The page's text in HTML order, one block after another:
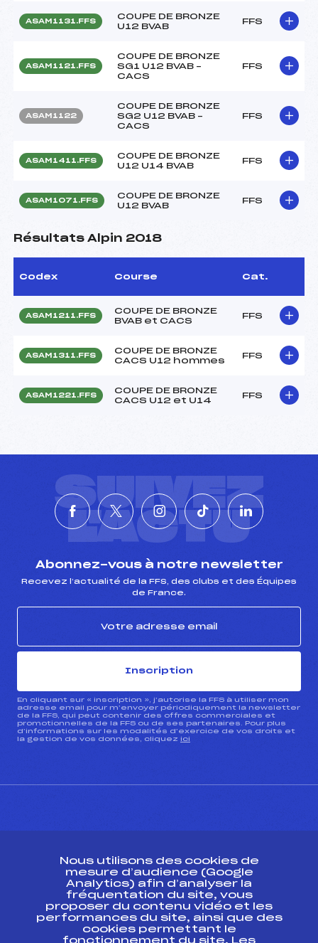
ASAM1131.FFS
COUPE DE BRONZE
U12 BVAB
FFS
ASAM1121.FFS
COUPE DE BRONZE
SG1 U12 BVAB –
CACS
FFS
ASAM1122
COUPE DE BRONZE
SG2 U12 BVAB –
CACS
FFS
ASAM1411.FFS
COUPE DE BRONZE
U12 U14 BVAB
FFS
ASAM1071.FFS
COUPE DE BRONZE
U12 BVAB
FFS
Résultats Alpin 2018
Codex Course Cat.
ASAM1211.FFS
COUPE DE BRONZE
BVAB et CACS
FFS
ASAM1311.FFS
COUPE DE BRONZE
CACS U12 hommes
FFS
ASAM1221.FFS
COUPE DE BRONZE
CACS U12 et U14
FFS
SUIVEZ
L'ACTU
Abonnez-vous à notre newsletter
Recevez l’actualité de la FFS, des clubs et des Équipes
de France.
Inscription
En cliquant sur « inscription », j’autorise la FFS à utiliser mon
adresse email pour m’envoyer périodiquement la newsletter
de la FFS, qui peut contenir des offres commerciales et
promotionnelles de la FFS ou de ses partenaires. Pour plus
d’informations sur les modalités d’exercice de vos droits et
la gestion de vos données, cliquez ici
ESPACE PRESSE
Ressources
Pass’Neige
Projet sportif fédéral
Nous utilisons des cookies de
mesure d’audience (Google
Analytics) afin d’analyser la
fréquentation du site, vous
proposer du contenu vidéo et les
performances du site, ainsi que des
cookies permettant le
fonctionnement du site. Les